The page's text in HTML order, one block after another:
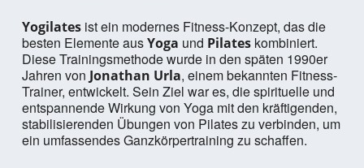
Yogilatesist ein modernes Fitness-Konzept, das die
besten Elemente ausYoga und Pilateskombiniert.
Diese Trainingsmethode wurde in den späten 1990er
Jahren von Jonathan Urla, einem bekannten Fitness-
Trainer, entwickelt. Sein Ziel war es, die spirituelle und
entspannende Wirkung von Yoga mit den kräftigenden,
stabilisierenden Übungen von Pilates zu verbinden, um
ein umfassendes Ganzkörpertraining zu schaffen.